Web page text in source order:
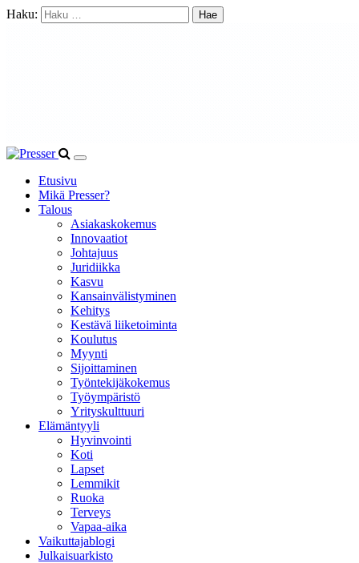
Haku:
Etusivu
Mikä Presser?
Talous
Asiakaskokemus
Innovaatiot
Johtajuus
Juridiikka
Kasvu
Kansainvälistyminen
Kehitys
Kestävä liiketoiminta
Koulutus
Myynti
Sijoittaminen
Työntekijäkokemus
Työympäristö
Yrityskulttuuri
Elämäntyyli
Hyvinvointi
Koti
Lapset
Lemmikit
Ruoka
Terveys
Vapaa-aika
Vaikuttajablogi
Julkaisuarkisto